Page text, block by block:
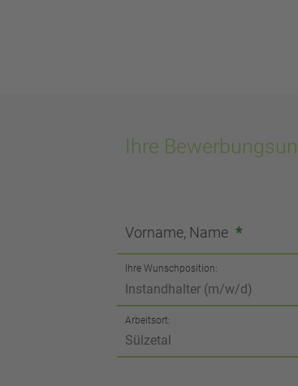
Ihre
Vorname, Name *
Ihre Wunschposition:
Arbeitsort: